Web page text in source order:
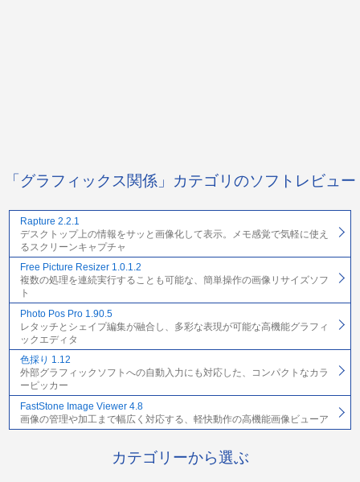
「グラフィックス関係」カテゴリのソフトレビュー
Rapture 2.2.1
デスクトップ上の情報をサッと画像化して表示。メモ感覚で気軽に使え
るスクリーンキャプチャ
Free Picture Resizer 1.0.1.2
複数の処理を連続実行することも可能な、簡単操作の画像リサイズソフ
ト
Photo Pos Pro 1.90.5
レタッチとシェイプ編集が融合し、多彩な表現が可能な高機能グラフィ
ックエディタ
色採り 1.12
外部グラフィックソフトへの自動入力にも対応した、コンパクトなカラ
ーピッカー
FastStone Image Viewer 4.8
画像の管理や加工まで幅広く対応する、軽快動作の高機能画像ビューア
カテゴリーから選ぶ